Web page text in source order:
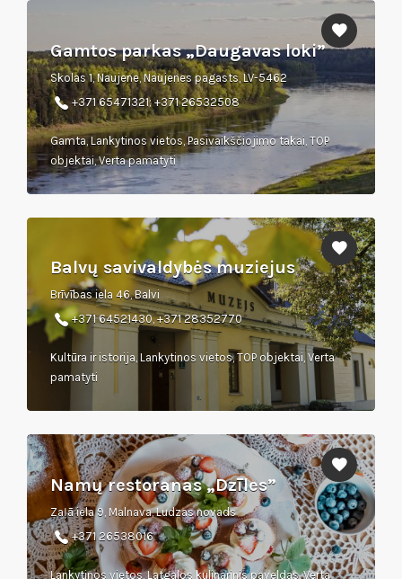
Gamtos parkas „Daugavas loki”
Skolas 1, Naujene, Naujenes pagasts, LV-5462
+371 65471321; +371 26532508
Gamta, Lankytinos vietos, Pasivaikščiojimo takai, TOP
objektai, Verta pamatyti
Balvų savivaldybės muziejus
Brīvības iela 46, Balvi
+371 64521430, +371 28352770
Kultūra ir istorija, Lankytinos vietos, TOP objektai, Verta
pamatyti
Namų restoranas „Dzīles”
Zaļā iela 9, Malnava, Ludzas novads
+371 26538016
Lankytinos vietos, Latgalos kulinarinis paveldas, Verta